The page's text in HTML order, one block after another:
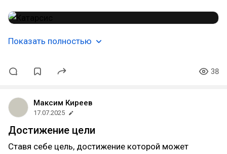
Показать полностью
38
Максим Киреев
17.07.2025
Достижение цели
Ставя себе цель, достижение которой может